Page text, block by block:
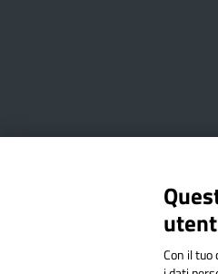
Amministrazione
Con il tuo